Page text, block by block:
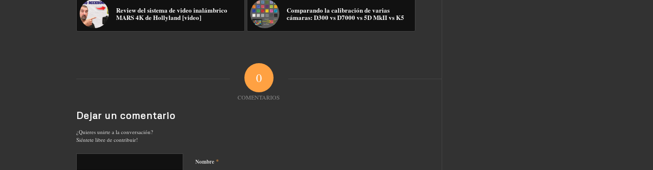
Review del sistema de video inalámbrico
MARS 4K de Hollyland [video]
Comparando la calibración de varias
cámaras: D300 vs D7000 vs 5D MkII vs K5
0
COMENTARIOS
Dejar un comentario
¿Quieres unirte a la conversación?
Siéntete libre de contribuir!
Nombre *